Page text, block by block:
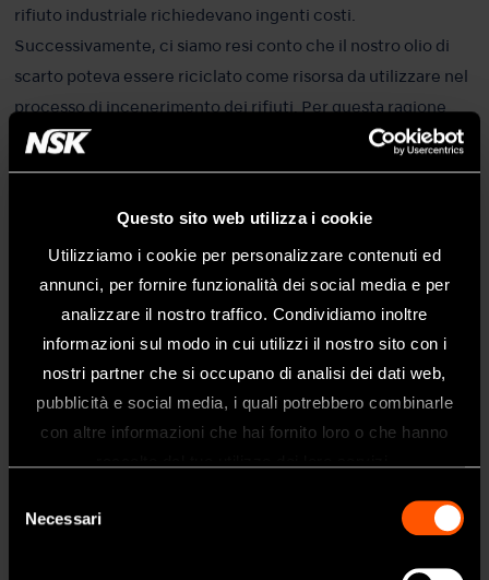
Questo sito web utilizza i cookie
Utilizziamo i cookie per personalizzare contenuti ed
annunci, per fornire funzionalità dei social media e per
analizzare il nostro traffico. Condividiamo inoltre
informazioni sul modo in cui utilizzi il nostro sito con i
nostri partner che si occupano di analisi dei dati web,
pubblicità e social media, i quali potrebbero combinarle
con altre informazioni che hai fornito loro o che hanno
Necessari
Benvenuti nel sito web di NSK Dental
Italy
rifiuto industriale richiedevano ingenti costi.
Successivamente, ci siamo resi conto che il nostro olio di
scarto poteva essere riciclato come risorsa da utilizzare nel
processo di incenerimento dei rifiuti. Per questa ragione
oggi vendiamo il nostro olio da taglio di scarto.
coesistere il mantenimento di un ambiente di lavoro
confortevole e il riciclo delle risorse, compreso l'olio di
scarto, nella produzione.
Inoltre, l'olio da taglio riciclato dal sistema di
microfiltrazione viene riutilizzato nel processo di
produzione, contribuendo ulteriormente a ridurre la
quantità di oli esausti.
Torna all'inizio della pagina sulla